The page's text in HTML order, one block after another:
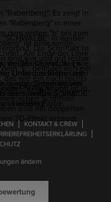
KONTAKT & CREW
ändern